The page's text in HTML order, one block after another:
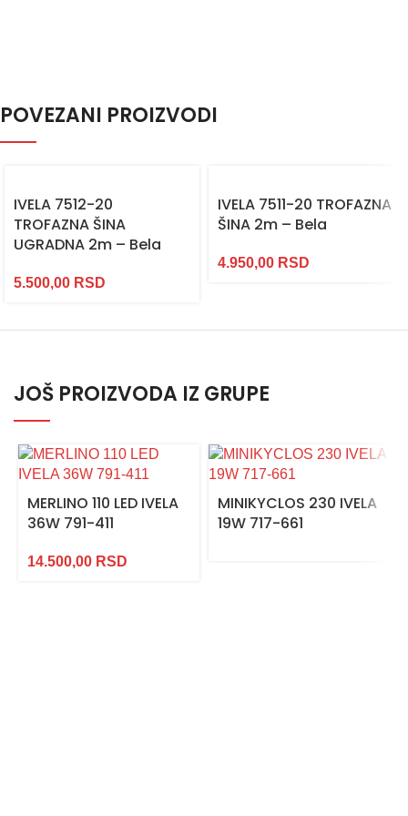
POVEZANI PROIZVODI
IVELA 7512-20
TROFAZNA ŠINA
UGRADNA 2m – Bela
5.500,00 RSD
IVELA 7511-20 TROFAZNA
ŠINA 2m – Bela
4.950,00 RSD
JOŠ PROIZVODA IZ GRUPE
MERLINO 110 LED IVELA
36W 791-411
14.500,00 RSD
MINIKYCLOS 230 IVELA
19W 717-661